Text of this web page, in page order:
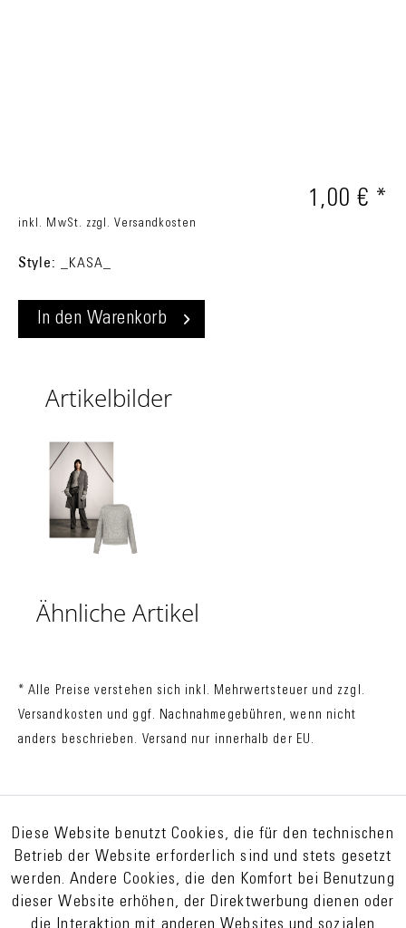
1,00 € *
inkl. MwSt. zzgl. Versandkosten
Style: _KASA_
In den Warenkorb
Artikelbilder
Ähnliche Artikel
* Alle Preise verstehen sich inkl. Mehrwertsteuer und zzgl.
Versandkosten und ggf. Nachnahmegebühren, wenn nicht
anders beschrieben. Versand nur innerhalb der EU.
Diese Website benutzt Cookies, die für den technischen
Betrieb der Website erforderlich sind und stets gesetzt
werden. Andere Cookies, die den Komfort bei Benutzung
dieser Website erhöhen, der Direktwerbung dienen oder